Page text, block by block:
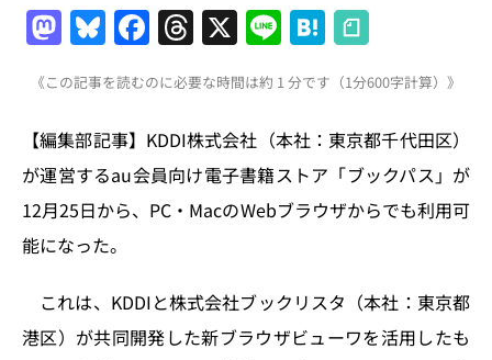
M
a
st
o
d
o
n
Bl
u
e
s
k
y
F
a
c
e
b
o
T
h
re
a
d
s
X Li
n
e
H
at
e
n
a
《この記事を読むのに必要な時間は約 1 分です（1分600字計算）》
【編集部記事】KDDI株式会社（本社：東京都千代田区）
が運営するau会員向け電子書籍ストア「ブックパス」が
12月25日から、PC・MacのWebブラウザからでも利用可
能になった。
これは、KDDIと株式会社ブックリスタ（本社：東京都
港区）が共同開発した新ブラウザビューワを活用したも